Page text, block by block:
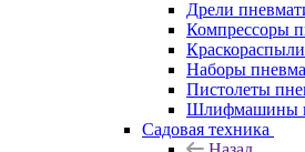
Дрели
Компрессоры
Наборы
Пистолеты
Шлифмашины
Садовая техника